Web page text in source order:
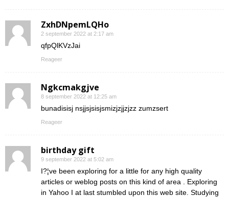
ZxhDNpemLQHo
2 september 2022 at 2:17 am
qfpQlKVzJai
Reageer
Ngkcmakgjve
8 september 2022 at 12:25 am
bunadisisj nsjjsjsisjsmizjzjjzjzz zumzsert
Reageer
birthday gift
9 september 2022 at 5:02 am
I?¦ve been exploring for a little for any high quality
articles or weblog posts on this kind of area . Exploring
in Yahoo I at last stumbled upon this web site. Studying